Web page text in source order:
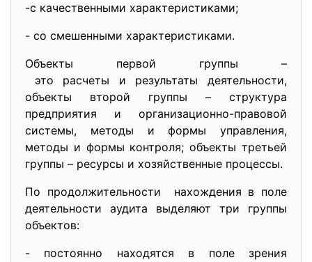
-с качественными характеристиками;
- со смешенными характеристиками.
Объекты первой группы –
это расчеты и результаты деятельности,
объекты второй группы – структура
предприятия и организационно-правовой
системы, методы и формы управления,
методы и формы контроля; объекты третьей
группы – ресурсы и хозяйственные процессы.
По продолжительности нахождения в поле
деятельности аудита выделяют три группы
объектов:
- постоянно находятся в поле зрения